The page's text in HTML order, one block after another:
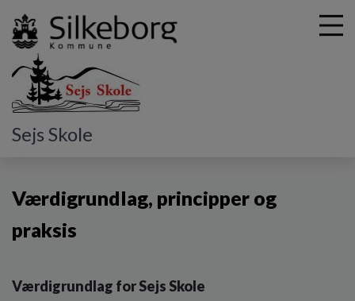
Sejs Skole
Vores skole
Værdigrundlag, principper og
praksis
Værdigrundlag for Sejs Skole